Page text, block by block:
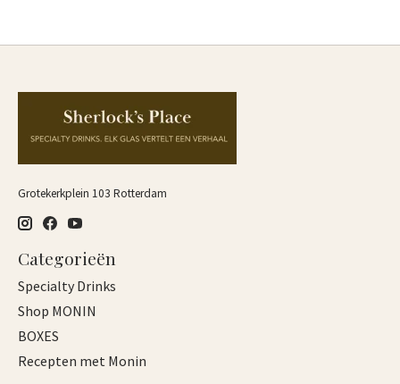
Grotekerkplein 103 Rotterdam
Categorieën
Specialty Drinks
Shop MONIN
BOXES
Recepten met Monin